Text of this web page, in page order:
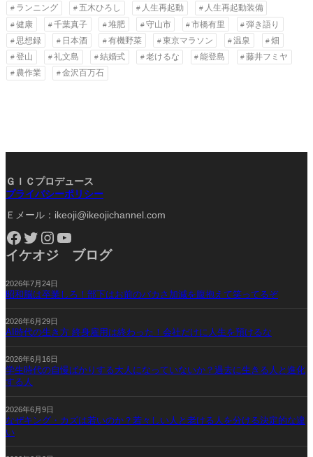
ランニング
五木ひろし 人生再起動
人生再起動装備
健康
千葉真子 堆肥 守山市 市橋有里
弾き語り
思想録
日本酒 有機野菜 東京マラソン 温泉
畑
登山
礼文島 結婚式 老けるな 能登島
藤井フミヤ
農作業
金沢百万石
ＧＩＣプロデュース
プライバシーポリシー
Ｅメール：ikeoji@ikeojichannel.com
Facebook Twitter Instagram YouTube
イケオジ ブログ
2026年7月24日
昭和脳は卒業しろ！部下はお前のバカさ加減を腹抱えて笑ってるぞ
2026年6月29日
AI時代の生き方 終身雇用は終わった！会社だけに人生を預けるな
2026年6月16日
学生時代の自慢ばかりする大人になっていないか？過去に生きる人と進化
する人
2026年6月9日
なぜキング・カズは若いのか？若々しい人と老ける人を分ける決定的な違
い